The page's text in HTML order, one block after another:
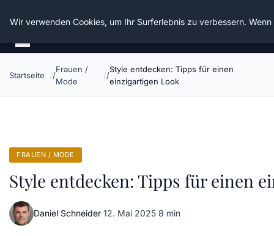
Die Schnitter
Startseite
Frauen /
Mode
Style entdecken: Tipps für einen
einzigartigen Look
FRAUEN / MODE
Style entdecken: Tipps für einen
Daniel Schneider·12. Mai 2025·8 min
Wir verwenden Cookies, um Ihr Surferlebnis zu verbessern.